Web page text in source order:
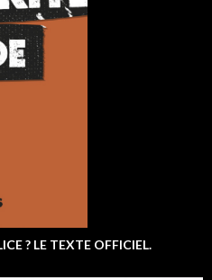
? LE TEXTE OFFICIEL.